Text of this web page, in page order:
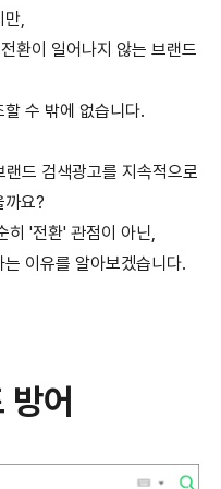
,
환이 일어나지 않는 브랜드
수 밖에 없습니다.
드 검색광고를 지속적으로
까요?
히 '전환' 관점이 아닌,
이유를 알아보겠습니다.
어